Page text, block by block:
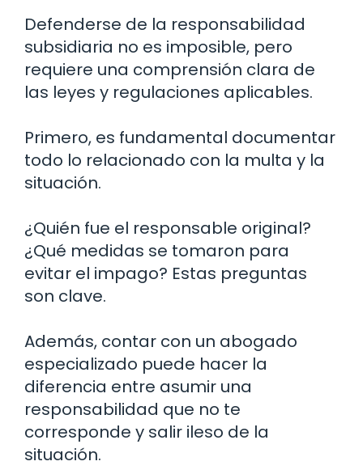
Defenderse de la responsabilidad
subsidiaria no es imposible, pero
requiere una comprensión clara de
las leyes y regulaciones aplicables.
Primero, es fundamental documentar
todo lo relacionado con la multa y la
situación.
¿Quién fue el responsable original?
¿Qué medidas se tomaron para
evitar el impago? Estas preguntas
son clave.
Además, contar con un abogado
especializado puede hacer la
diferencia entre asumir una
responsabilidad que no te
corresponde y salir ileso de la
situación.